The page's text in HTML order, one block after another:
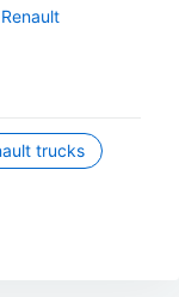
trucks